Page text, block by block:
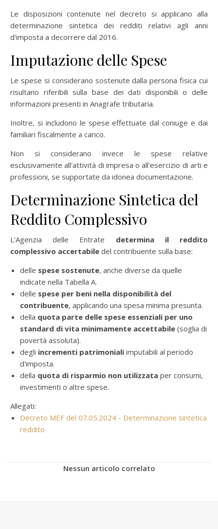
Le disposizioni contenute nel decreto si applicano alla
determinazione sintetica dei redditi relativi agli anni
d'imposta a decorrere dal 2016.
Imputazione delle Spese
Le spese si considerano sostenute dalla persona fisica cui
risultano riferibili sulla base dei dati disponibili o delle
informazioni presenti in Anagrafe tributaria.
Inoltre, si includono le spese effettuate dal coniuge e dai
familiari fiscalmente a carico.
Non si considerano invece le spese relative
esclusivamente all'attività di impresa o all'esercizio di arti e
professioni, se supportate da idonea documentazione.
Determinazione Sintetica del
Reddito Complessivo
L'Agenzia delle Entrate determina il reddito
complessivo accertabile del contribuente sulla base:
delle spese sostenute, anche diverse da quelle
indicate nella Tabella A.
delle spese per beni nella disponibilità del
contribuente, applicando una spesa minima presunta.
della quota parte delle spese essenziali per uno
standard di vita minimamente accettabile (soglia di
povertà assoluta).
degli incrementi patrimoniali imputabili al periodo
d'imposta.
della quota di risparmio non utilizzata per consumi,
investimenti o altre spese.
Allegati:
Decreto MEF del 07.05.2024 - Determinazione sintetica
reddito
Nessun articolo correlato